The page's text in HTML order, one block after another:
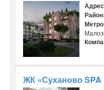
Район:
ЖК «Суханово SPA